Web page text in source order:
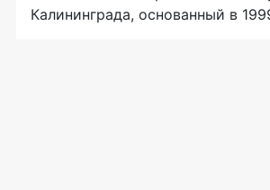
Калининграда, основанный в